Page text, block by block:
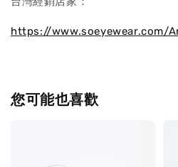
https://www.soeyewear.com/
您可能也喜歡